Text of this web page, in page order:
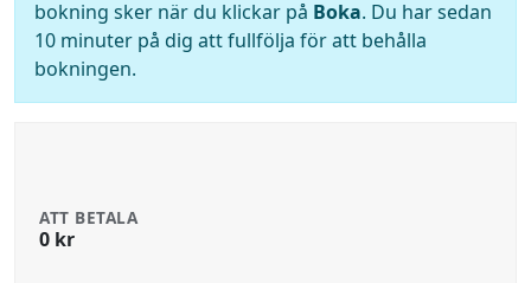
bokning sker när du klickar på Boka. Du har sedan
10 minuter på dig att fullfölja för att behålla
bokningen.
ATT BETALA
0 kr